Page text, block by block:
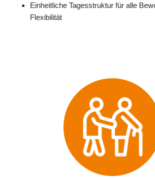
Einheitliche Tagesstruktur für alle
Flexibilität